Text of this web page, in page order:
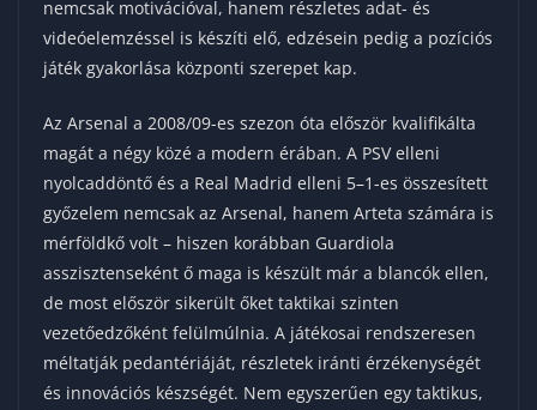
nemcsak motivációval, hanem részletes adat- és
videóelemzéssel is készíti elő, edzésein pedig a pozíciós
játék gyakorlása központi szerepet kap.
Az Arsenal a 2008/09-es szezon óta először kvalifikálta
magát a négy közé a modern érában. A PSV elleni
nyolcaddöntő és a Real Madrid elleni 5–1-es összesített
győzelem nemcsak az Arsenal, hanem Arteta számára is
mérföldkő volt – hiszen korábban Guardiola
asszisztenseként ő maga is készült már a blancók ellen,
de most először sikerült őket taktikai szinten
vezetőedzőként felülmúlnia. A játékosai rendszeresen
méltatják pedantériáját, részletek iránti érzékenységét
és innovációs készségét. Nem egyszerűen egy taktikus,